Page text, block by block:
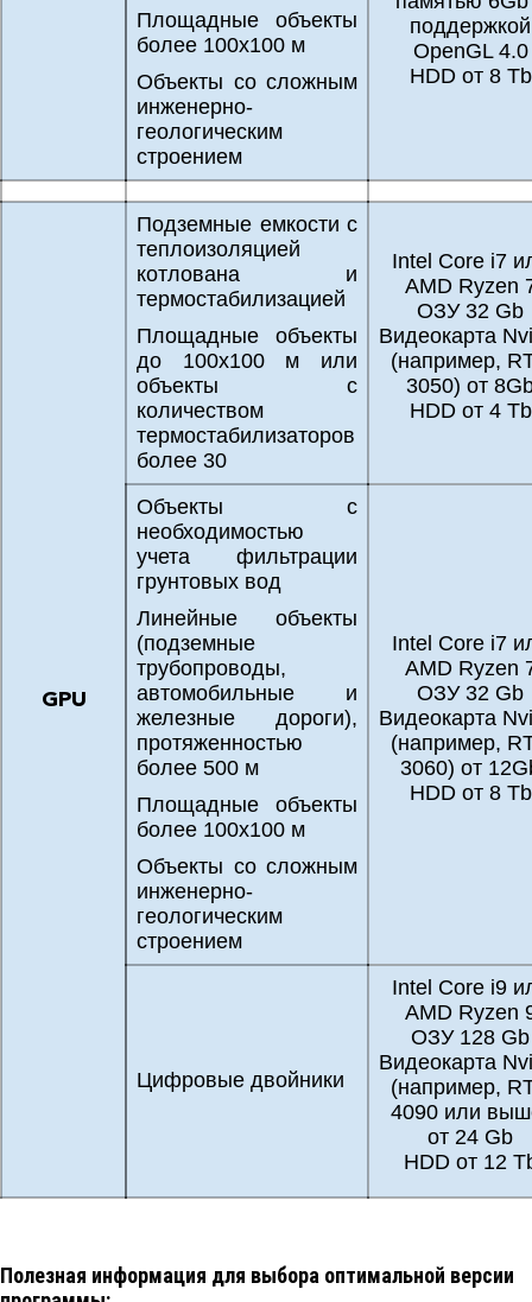
Площадные объекты
более 100х100 м
Объекты со сложным
инженерно-
геологическим
строением
поддержкой
OpenGL 4.0
HDD от 8 Tb
GPU
Подземные емкости с
теплоизоляцией
котлована и
термостабилизацией
Площадные объекты
до 100х100 м или
объекты с
количеством
термостабилизаторов
более 30
Intel Core i7
AMD Ryzen
ОЗУ 32 Gb
Видеокарта
(например,
3050) от
HDD от 4 Tb
Объекты с
необходимостью
учета фильтрации
грунтовых вод
Линейные объекты
(подземные
трубопроводы,
автомобильные и
железные дороги),
протяженностью
более 500 м
Площадные объекты
более 100х100 м
Объекты со сложным
инженерно-
геологическим
строением
Intel Core i7
AMD Ryzen
ОЗУ 32 Gb
Видеокарта
(например,
3060) от
HDD от 8 Tb
Цифровые двойники
Intel Core i9
AMD Ryzen
ОЗУ 128 Gb
Видеокарта
(например,
4090 или
от 24 Gb
HDD от 12
Полезная информация для выбора оптимальной версии